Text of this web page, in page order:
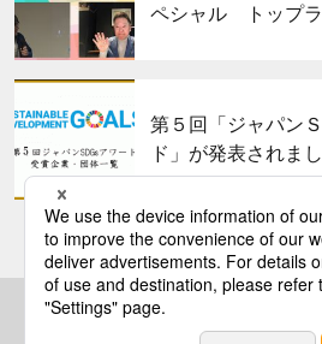
ペシャル トップ
サムネイル
第５回「ジャパン
ド」が発表されまし